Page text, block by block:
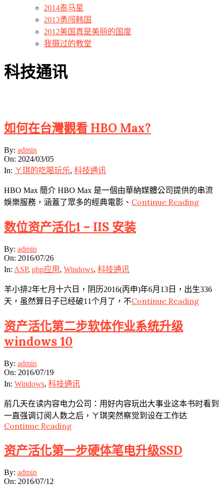
2014泰马星
2013勇闯韩国
2012美国真是美丽的国度
我摄过的教堂
科技通讯
如何在台灣觀看 HBO Max?
2024-
03-
05
By: admin
On: 2024/03/05
In: ㄚ琪的吃喝玩乐, 科技通讯
HBO Max 簡介 HBO Max 是一個由華納媒體公司提供的串流
娛樂服務，涵蓋了眾多的經典電影、 Continue Reading
数位资产活化1 – IIS 安装
2016-
07-
26
By: admin
On: 2016/07/26
In: ASP, php应用 , Windows, 科技通讯
羊小排2年七月十六日，阴历2016(丙申)年6月13日，出生336
天，虽然算日子已经破11个月了，不Continue Reading
资产活化第二步软体作业系统升级
windows 10
2016-
07-
19
By: admin
On: 2016/07/19
In: Windows, 科技通讯
前几天在读内容电力公司：用好内容玩出大事业这本书时看到
一直强调订阅人数之后，ㄚ琪突然察觉到设在工作达
Continue Reading
资产活化第一步硬体笔电升级SSD
2016-
07-
By: admin
On: 2016/07/12